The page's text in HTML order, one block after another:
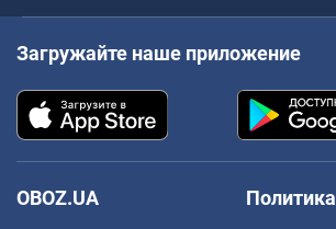
Загружайте наше приложение
OBOZ.UA
Политика